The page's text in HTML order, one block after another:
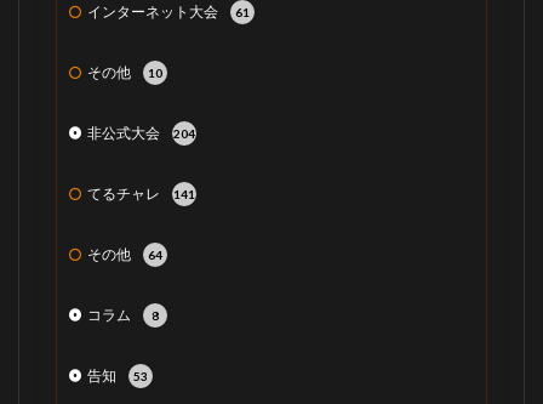
インターネット大会 61
その他 10
非公式大会 204
てるチャレ 141
その他 64
コラム 8
告知 53